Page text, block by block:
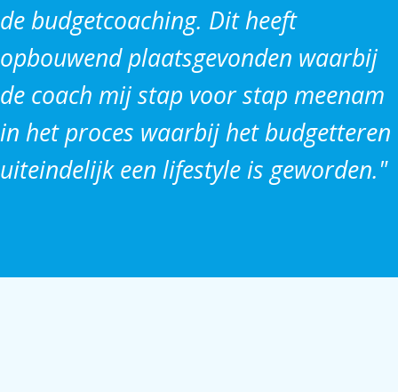
de budgetcoaching. Dit heeft
opbouwend plaatsgevonden waarbij
de coach mij stap voor stap meenam
in het proces waarbij het budgetteren
uiteindelijk een lifestyle is geworden."